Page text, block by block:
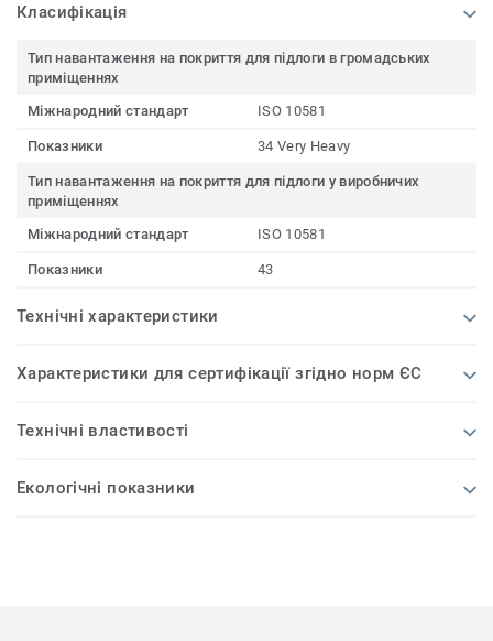
Класифікація
Тип навантаження на покриття для підлоги в громадських
приміщеннях
Міжнародний стандарт
ISO 10581
Показники 34 Very Heavy
Тип навантаження на покриття для підлоги у виробничих
приміщеннях
Міжнародний стандарт
ISO 10581
Показники 43
Технічні характеристики
Характеристики для сертифікації згідно норм ЄС
Технічні властивості
Екологічні показники